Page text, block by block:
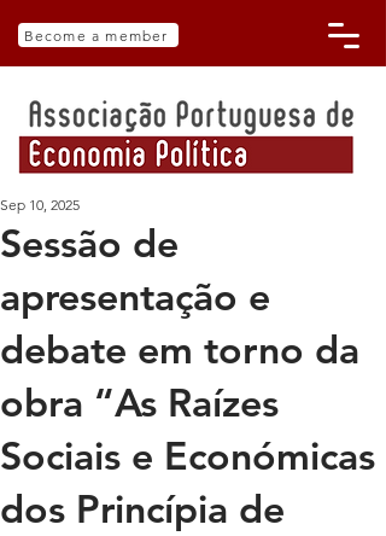
Become a member
Sessão de
apresentação e
debate em torno da
obra “As Raízes
Sociais e Económicas
dos Princípia de
Sep 10, 2025